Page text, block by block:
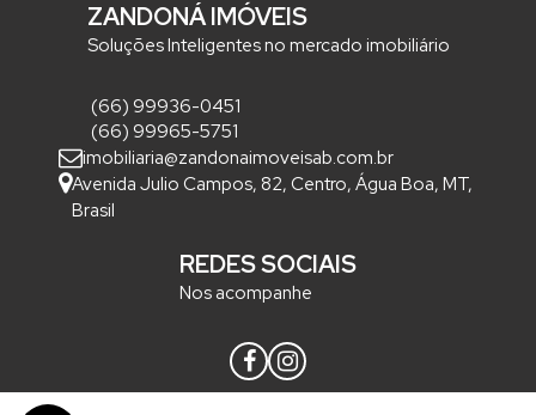
ZANDONÁ IMÓVEIS
Soluções Inteligentes no mercado imobiliário
(66) 99936-0451
(66) 99965-5751
imobiliaria@zandonaimoveisab.com.br
Avenida Julio Campos, 82, Centro, Água Boa, MT,
Brasil
REDES SOCIAIS
Nos acompanhe